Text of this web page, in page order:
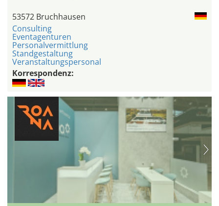
53572 Bruchhausen
Consulting
Eventagenturen
Personalvermittlung
Standgestaltung
Veranstaltungspersonal
Korrespondenz: